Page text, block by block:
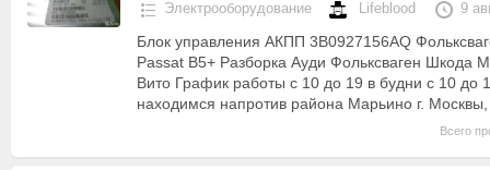
Электрооборудование Lifeblood 9
Блок управления АКПП 3B0927156AQ
Passat B5+ Разборка Ауди Фольксваген Шкода
Вито График работы с 10 до 19 в будни с 10
находимся напротив района Марьино г.
Всего